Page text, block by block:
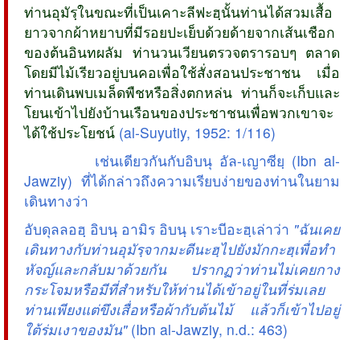
ท่านอุมัรฺในขณะที่เป็นเคาะลีฟะฮฺนั้นท่านได้สวมเสื้อ
ยาวจากผ้าหยาบที่มีรอยปะเย็บด้วยด้ายจากเส้นเชือก
ของต้นอินทผลัม ท่านวนเวียนตรวจตรารอบๆ ตลาด
โดยมีไม้เรียวอยู่บนคอเพื่อใช้สั่งสอนประชาชน เมื่อ
ท่านเดินพบเมล็ดพืชหรือสิ่งตกหล่น ท่านก็จะเก็บและ
โยนเข้าไปยังบ้านเรือนของประชาชนเพื่อพวกเขาจะ
ได้ใช้ประโยชน์ (al-Suyutiy, 1952: 1/116)
เช่นเดียวกันกับอิบนุ อัล-เญาซียฺ (Ibn al-
Jawziy) ที่ได้กล่าวถึงความเรียบง่ายของท่านในยาม
เดินทางว่า
อับดุลลอฮฺ อิบนฺ อามิร อิบนฺ เราะบีอะฮฺเล่าว่า "ฉันเคย
เดินทางกับท่านอุมัรฺจากมะดีนะฮฺไปยังมักกะฮฺเพื่อทำ
หัจญ์และกลับมาด้วยกัน ปรากฏว่าท่านไม่เคยกาง
กระโจมหรือมีที่สำหรับให้ท่านได้เข้าอยู่ในที่ร่มเลย
ท่านเพียงแต่ขึงเสื่อหรือผ้ากับต้นไม้ แล้วก็เข้าไปอยู่
ใต้ร่มเงาของมัน"(Ibn al-Jawziy, n.d.: 463)